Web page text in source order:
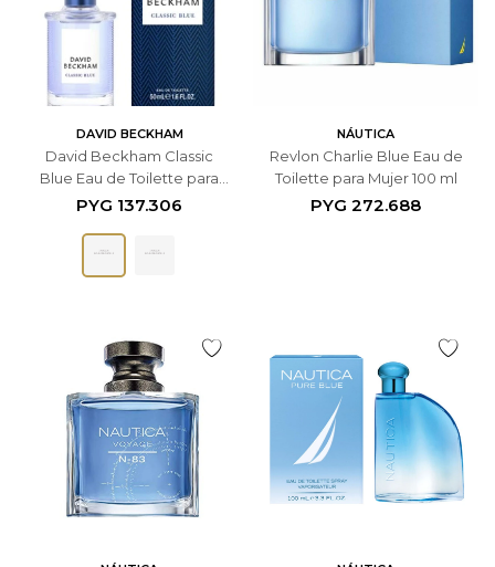
DAVID BECKHAM
David Beckham Classic
Blue Eau de Toilette para
Hombre - 50ml
PYG 137.306
NÁUTICA
Revlon Charlie Blue Eau de
Toilette para Mujer 100 ml
PYG 272.688